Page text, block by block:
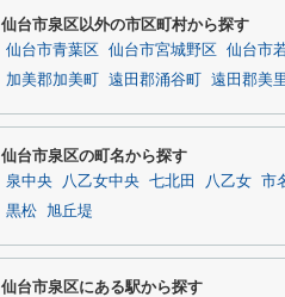
仙台市泉区以外の市区町村から探す
仙台市青葉区 仙台市宮城野区 仙台市
加美郡加美町
遠田郡涌谷町 遠田郡美里
仙台市泉区の町名から探す
泉中央 八乙女中央 七北田 八乙女 市
黒松 旭丘堤
仙台市泉区にある駅から探す